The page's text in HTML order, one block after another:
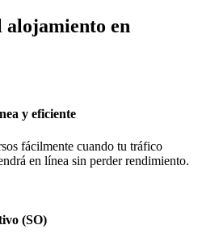
alojamiento en
y eficiente
fácilmente cuando tu tráfico
en línea sin perder rendimiento.
(SO)